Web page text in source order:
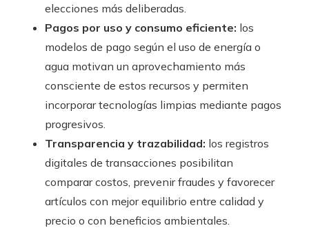
elecciones más deliberadas.
Pagos por uso y consumo eficiente: los
modelos de pago según el uso de energía o
agua motivan un aprovechamiento más
consciente de estos recursos y permiten
incorporar tecnologías limpias mediante pagos
progresivos.
Transparencia y trazabilidad: los registros
digitales de transacciones posibilitan
comparar costos, prevenir fraudes y favorecer
artículos con mejor equilibrio entre calidad y
precio o con beneficios ambientales.